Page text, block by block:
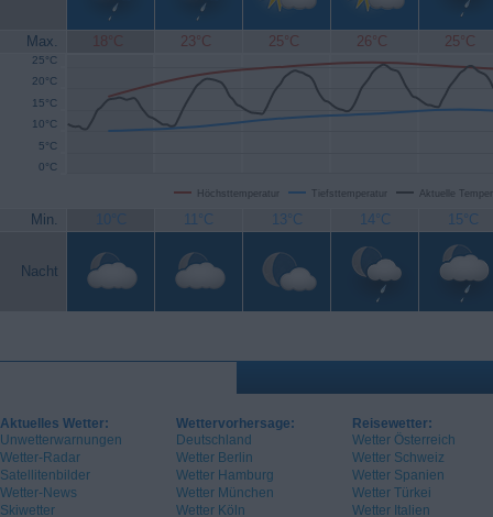
Max. 18°C 23°C 25°C 26°C 25°C
Höchsttemperatur Tiefsttemperatur Aktuelle
0°C
5°C
10°C
15°C
20°C
25°C
Min. 10°C 11°C 13°C 14°C 15°C
Nacht
Aktuelles Wetter:
Unwetterwarnungen
Wetter-Radar
Satellitenbilder
Wetter-News
Skiwetter
Wettervorhersage:
Deutschland
Wetter Berlin
Wetter Hamburg
Wetter München
Wetter Köln
Reisewetter:
Wetter Österreich
Wetter Schweiz
Wetter Spanien
Wetter Türkei
Wetter Italien